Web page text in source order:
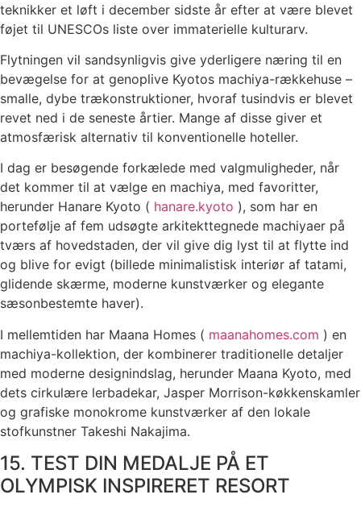
teknikker et løft i december sidste år efter at være blevet
føjet til UNESCOs liste over immaterielle kulturarv.
Flytningen vil sandsynligvis give yderligere næring til en
bevægelse for at genoplive Kyotos machiya-rækkehuse –
smalle, dybe trækonstruktioner, hvoraf tusindvis er blevet
revet ned i de seneste årtier. Mange af disse giver et
atmosfærisk alternativ til konventionelle hoteller.
I dag er besøgende forkælede med valgmuligheder, når
det kommer til at vælge en machiya, med favoritter,
herunder Hanare Kyoto ( hanare.kyoto ), som har en
portefølje af fem udsøgte arkitekttegnede machiyaer på
tværs af hovedstaden, der vil give dig lyst til at flytte ind
og blive for evigt (billede minimalistisk interiør af tatami,
glidende skærme, moderne kunstværker og elegante
sæsonbestemte haver).
I mellemtiden har Maana Homes ( maanahomes.com ) en
machiya-kollektion, der kombinerer traditionelle detaljer
med moderne designindslag, herunder Maana Kyoto, med
dets cirkulære lerbadekar, Jasper Morrison-køkkenskamler
og grafiske monokrome kunstværker af den lokale
stofkunstner Takeshi Nakajima.
15. TEST DIN MEDALJE PÅ ET
OLYMPISK INSPIRERET RESORT